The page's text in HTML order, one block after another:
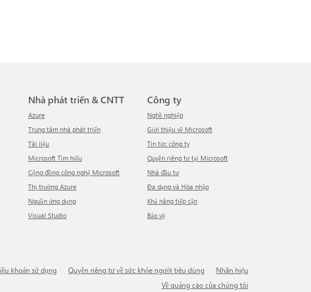
Nhà phát triển & CNTT
Azure
Trung tâm nhà phát triển
Tài liệu
Microsoft Tìm hiểu
Cộng đồng công nghệ Microsoft
Thị trường Azure
Nguồn ứng dụng
Visual Studio
Công ty
Nghề nghiệp
Giới thiệu về Microsoft
tin tức công ty
Quyền riêng tư tại Microsoft
Nhà đầu tư
Đa dạng và Hòa nhập
Khả năng tiếp cận
Bảo vệ
Điều khoản sử dụng Quyền riêng tư về sức khỏe người tiêu dùng
Nhãn hiệu
Về quảng cáo của chúng tôi